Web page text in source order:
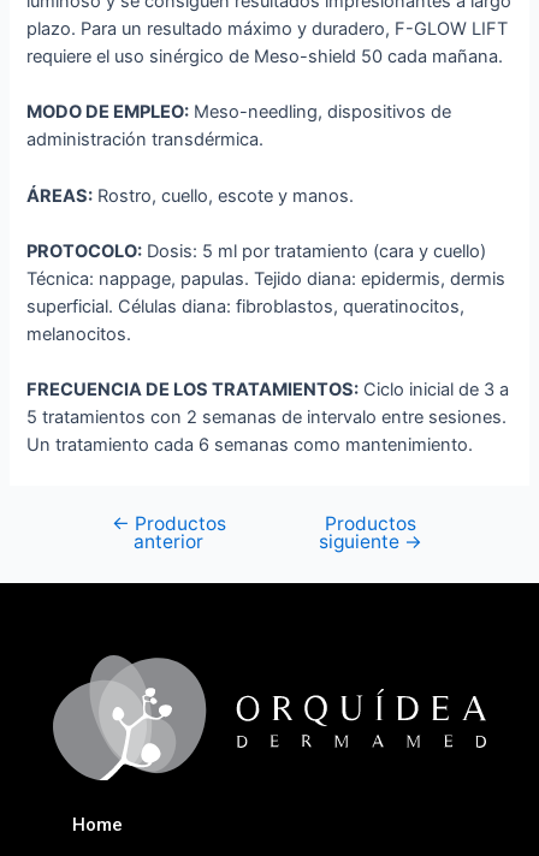
plazo. Para un resultado máximo y duradero, F-GLOW LIFT
requiere el uso sinérgico de Meso-shield 50 cada mañana.
MODO DE EMPLEO: Meso-needling, dispositivos de
administración transdérmica.
ÁREAS: Rostro, cuello, escote y manos.
PROTOCOLO: Dosis: 5 ml por tratamiento (cara y cuello)
Técnica: nappage, papulas. Tejido diana: epidermis, dermis
superficial. Células diana: fibroblastos, queratinocitos,
melanocitos.
FRECUENCIA DE LOS TRATAMIENTOS: Ciclo inicial de 3 a
5 tratamientos con 2 semanas de intervalo entre sesiones.
Un tratamiento cada 6 semanas como mantenimiento.
← Productos
anterior
Productos
siguiente →
Home